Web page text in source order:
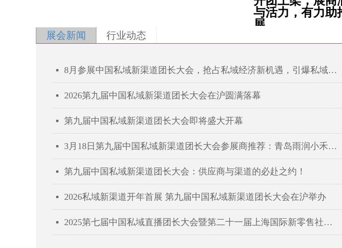
与活力，有力助
展。
展会新闻 行业动态
넷 8月参展中国私域新渠道团长大会，抢占私域经济新机遇，引爆私域新增量
넷 2026第九届中国私域新渠道团长大会在沪圆满落幕
넷 第九届中国私域新渠道团长大会即将盛大开幕
넷 3月18日第九届中国私域新渠道团长大会参展商推荐：青岛雨润小禾服装科技有限公司
넷 第九届中国私域新渠道团长大会：供应商与渠道的必赴之约！
넷 2026私域新渠道开年首展 第九届中国私域新渠道团长大会在沪举办
넷 2025第七届中国私域直播团长大会暨第二十一届上海国际新零售社区社群团购博览会圆满落幕